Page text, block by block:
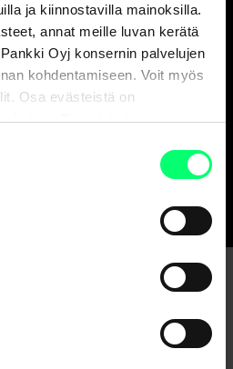
ja kiinnostavilla mainoksilla.
annat meille luvan kerätä
Oyj konsernin palvelujen
kohdentamiseen. Voit myös
Osa evästeistä on
ja turvallisen toiminnan
kuin tiimi” – Alexandra
tiimin ja asiakkaiden
ja yritysasiakkaat